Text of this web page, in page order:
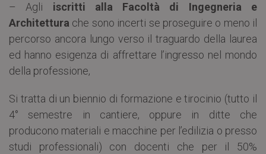
– Agli iscritti alla Facoltà di Ingegneria e
Architettura che sono incerti se proseguire o meno il
percorso ancora lungo verso il traguardo della laurea
ed hanno esigenza di affrettare l’ingresso nel mondo
della professione,
Si tratta di un biennio di formazione e tirocinio (tutto il
4° semestre in cantiere, oppure in ditte che
producono materiali e macchine per l’edilizia o presso
studi professionali) con docenti che per il 50%